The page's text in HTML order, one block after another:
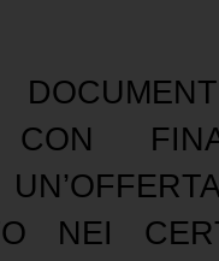
CON
NEI